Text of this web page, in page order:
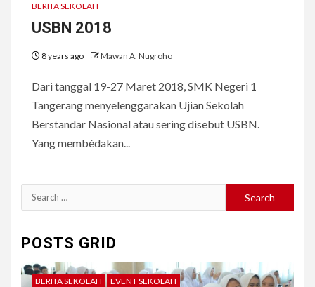
BERITA SEKOLAH
USBN 2018
8 years ago Mawan A. Nugroho
Dari tanggal 19-27 Maret 2018, SMK Negeri 1
Tangerang menyelenggarakan Ujian Sekolah
Berstandar Nasional atau sering disebut USBN.
Yang membédakan...
Search
for:
POSTS GRID
BERITA SEKOLAH EVENT SEKOLAH